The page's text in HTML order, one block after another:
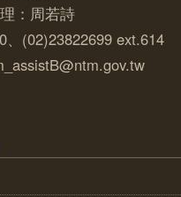
：周若詩
、(02)23822699 ext.614